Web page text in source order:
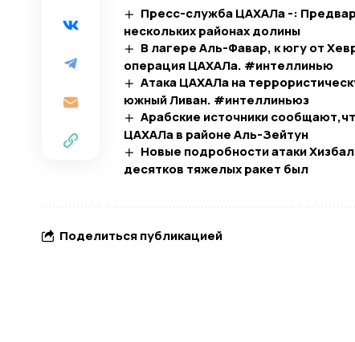
Пресс-служба ЦАХАЛа -:
нескольких районах долины
В лагере Аль-Фавар, к югу от
операция ЦАХАЛа. #интеллинью
Атака ЦАХАЛа на
южный Ливан. #интеллиньюз
Арабские источники
ЦАХАЛа в районе Аль-Зейтун
Новые подробности атаки
десятков тяжелых ракет был
Поделиться публикацией